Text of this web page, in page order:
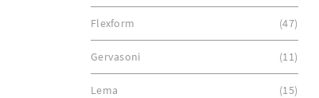
Flexform 47
Gervasoni 11
Lema 15